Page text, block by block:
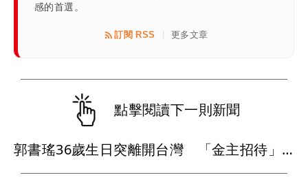
感的首選。
訂閱 RSS 更多文章
點擊閱讀下一則新聞
郭書瑤36歲生日突離開台灣 「金主招待」美背側乳紐約街頭全都露